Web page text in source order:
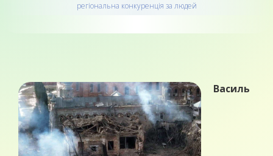
регіональна конкуренція за людей
Василь